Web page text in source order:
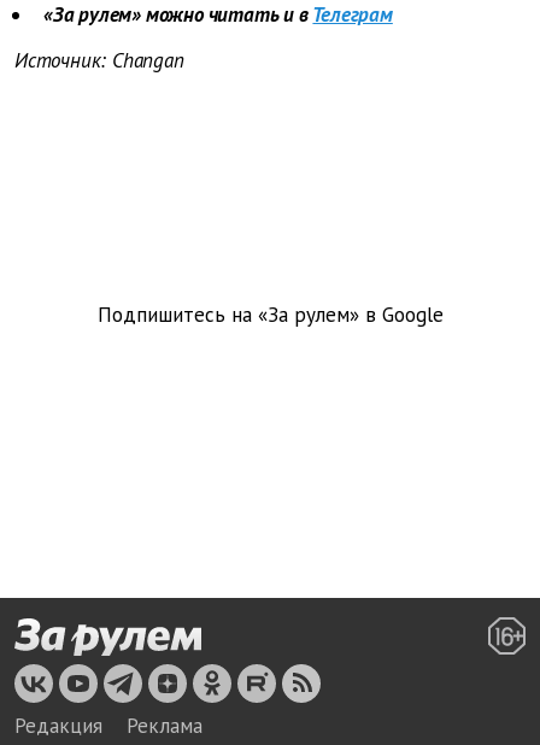
«За рулем» можно читать и вТелеграм
Источник: Changan
Подпишитесь на «За рулем» в Google
Редакция Реклама